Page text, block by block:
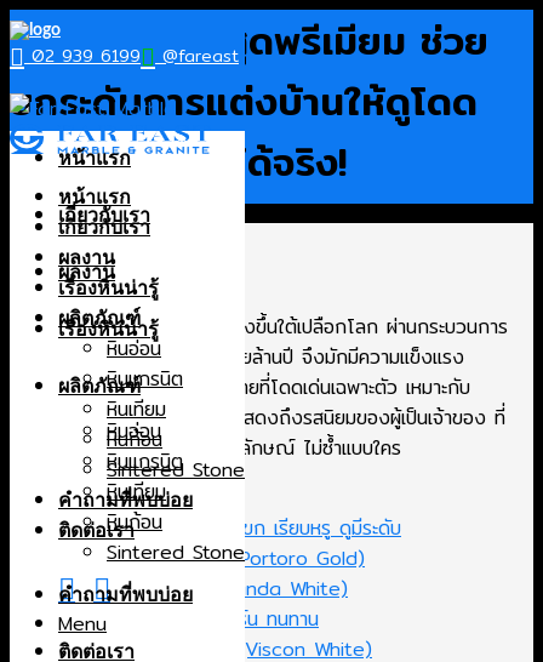
Skip
to 02 939 6199 @fareast
หน้าแรก
เกี่ยวกับเรา
ผลงาน
เรื่องหินน่ารู้
ผลิตภัณฑ์
หินอ่อน
หินแกรนิต
หินเทียม
หินก้อน
Sintered Stone
คำถามที่พบบ่อย
ติดต่อเรา
Menu
หน้าแรก
เกี่ยวกับเรา
ผลงาน
เรื่องหินน่ารู้
ผลิตภัณฑ์
หินอ่อน
หินแกรนิต
หินเทียม
หินก้อน
Sintered Stone
คำถามที่พบบ่อย
ติดต่อเรา
หินธรรมชาติ สุดพรีเมียม ช่วย
ยกระดับการแต่งบ้านให้ดูโดด
เด่นมากยิ่งขึ้นได้จริง!
หินธรรมชาติ เป็นหินที่ถูกสร้างขึ้นใต้เปลือกโลก ผ่านกระบวนการ
ที่ค่อย ๆ เปลี่ยนแปลงมาหลายล้านปี จึงมักมีความแข็งแรง
ทนทานสูง แต่ละชนิดมีลวดลายที่โดดเด่นเฉพาะตัว เหมาะกับ
การนำมาตกแต่งบ้าน ซึ่งจะแสดงถึงรสนิยมของผู้เป็นเจ้าของ ที่
ชื่นชอบความเรียบหรู ดูมีเอกลักษณ์ ไม่ซ้ำแบบใคร
เลือกอ่าน ซ่อน
1. หินธรรมชาติ ท็อปโต๊ะรับแขก เรียบหรู ดูมีระดับ
1.1 หินอ่อนโปโตโร่ โกลด์ (Portoro Gold)
1.2 หินอ่อนแพนด้า ไวท์ (Panda White)
2. ทำเคาน์เตอร์ครัว ให้โมเดิร์น ทนทาน
2.1 หินแกรนิตวิสคอน ไวท์ (Viscon White)